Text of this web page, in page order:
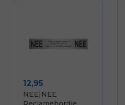
Prijs
12,95
NEE|NEE